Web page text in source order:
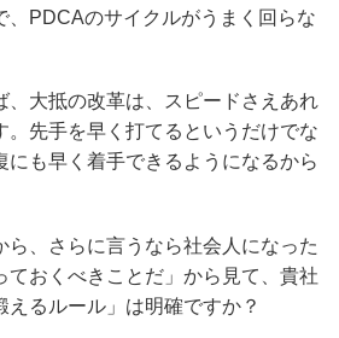
、PDCAのサイクルがうまく回らな
、大抵の改革は、スピードさえあれ
。先手を早く打てるというだけでな
にも早く着手できるようになるから
ら、さらに言うなら社会人になった
ておくべきことだ」から見て、貴社
えるルール」は明確ですか？